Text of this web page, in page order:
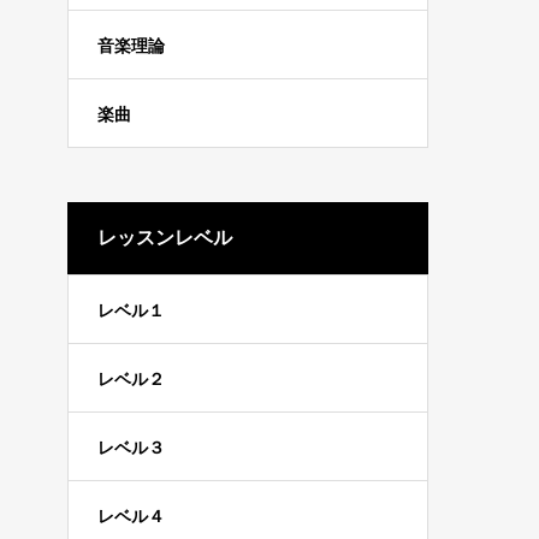
音楽理論
楽曲
レッスンレベル
レベル１
レベル２
レベル３
レベル４